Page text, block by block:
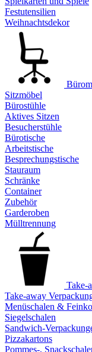
Festutensilien
Weihnachtsdekor
Sitzmöbel
Bürostühle
Aktives Sitzen
Besucherstühle
Bürotische
Arbeitstische
Besprechungstische
Stauraum
Schränke
Container
Zubehör
Garderoben
Mülltrennung
Take-
Take-away
Menüschalen &
Siegelschalen
Sandwich-
Pizzakartons
Pommes-,